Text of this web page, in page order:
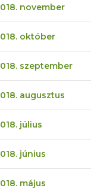
november
október
szeptember
augusztus
július
június
május